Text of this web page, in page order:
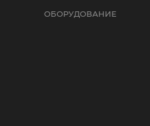
ОБОРУДОВАНИЕ